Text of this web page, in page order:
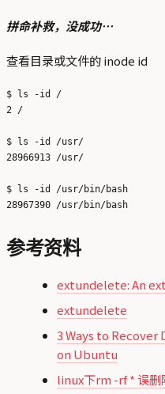
拼命补救，没成功…
查看目录或文件的 inode id
$ ls -id /
2 /
$ ls -id /usr/
28966913 /usr/
$ ls -id /usr/bin/bash
参考资料
extundelete: An
extundelete
3 Ways to Recover
on Ubuntu
linux下rm -rf * 误删